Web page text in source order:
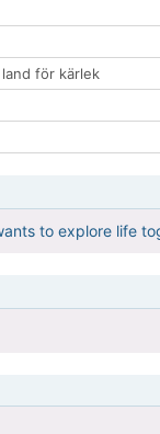
för kärlek
to explore life